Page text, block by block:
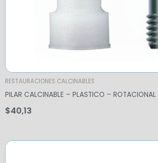
RESTAURACIONES CALCINABLES
PILAR CALCINABLE – PLASTICO – ROTACIONAL
$40,13
Price